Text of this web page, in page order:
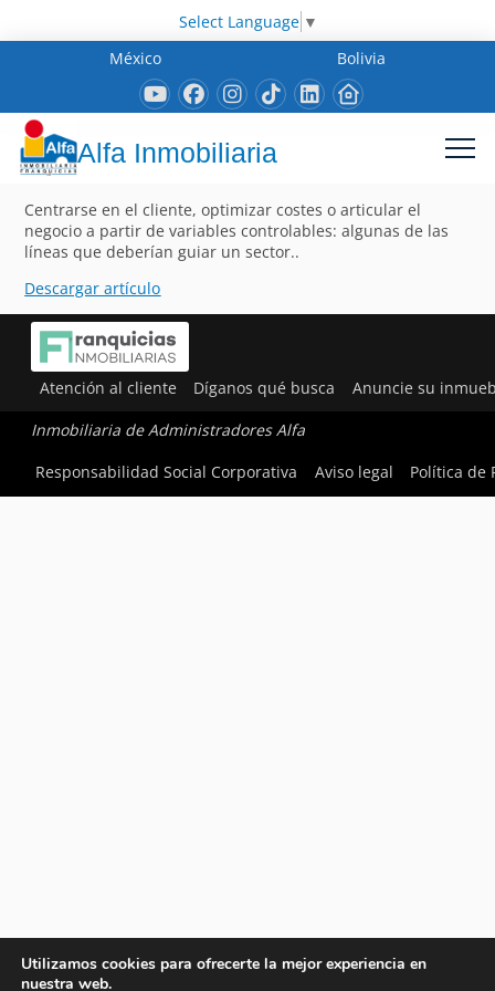
Select Language ▼
México
Bolivia
Alfa Inmobiliaria
Centrarse en el cliente, optimizar costes o articular el
negocio a partir de variables controlables: algunas de las
líneas que deberían guiar un sector..
Descargar artículo
Atención al cliente Díganos qué busca Anuncie su
Inmobiliaria de Administradores Alfa
Responsabilidad Social Corporativa
Aviso legal Política de
Utilizamos cookies para ofrecerte la mejor experiencia en
nuestra web.